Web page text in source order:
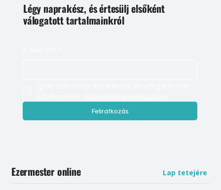
Légy naprakész, és értesülj elsőként
válogatott tartalmainkról
Feliratkozás
Ezermester online Lap tetejére